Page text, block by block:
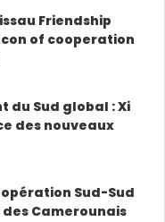
Friendship
of cooperation
du Sud global : Xi
des nouveaux
Sud-Sud
Camerounais